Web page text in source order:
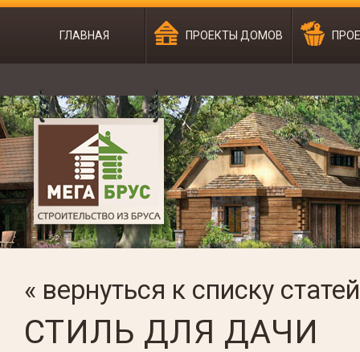
ГЛАВНАЯ ПРОЕКТЫ ДОМОВ
« вернуться к списку статей
СТИЛЬ ДЛЯ ДАЧИ